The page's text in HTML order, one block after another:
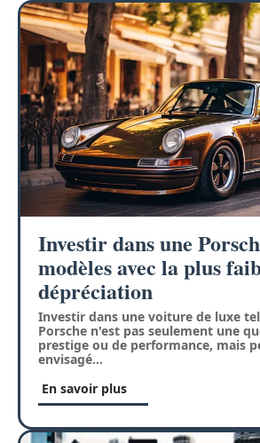
Investir dans une
modèles avec la plus
dépréciation
Investir dans une voiture de luxe
Porsche n'est pas seulement une
prestige ou de performance, mais
envisagé…
En savoir plus